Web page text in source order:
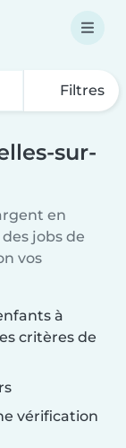
Filtres
sur-
en
jobs de
vos
à
critères de
vérification